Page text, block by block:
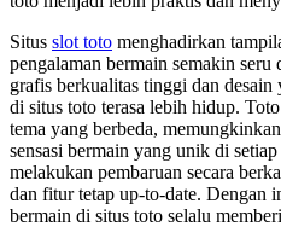
Situs slot toto menghadirkan
pengalaman bermain semakin
grafis berkualitas tinggi dan desain
di situs toto terasa lebih hidup.
tema yang berbeda,
sensasi bermain yang unik di
melakukan pembaruan secara
dan fitur tetap up-to-date. Dengan
bermain di situs toto selalu